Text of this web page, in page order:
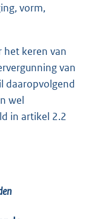
vorm,
het keren van
van
daaropvolgend
wel
in artikel 2.2